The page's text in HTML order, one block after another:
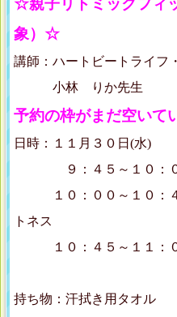
☆親子リトミックフィ
象）☆
講師：ハートビートライフ
小林 りか先生
予約の枠がまだ空いて
日時：１１月３０日(水)
９：４５～１０：
１０：００～１０：４
トネス
１０：４５～１１：
持ち物：汗拭き用タオル